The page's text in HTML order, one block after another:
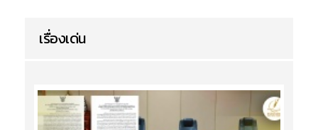
เรื่องเด่น